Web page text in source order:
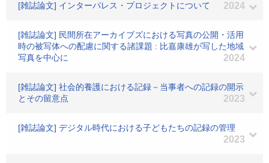
[雑誌論文] インターパレス・プロジェクトについて 2024
[雑誌論文] 民間所在アーカイブズにおける写真の公開・活用
時の被写体への配慮に関する諸課題 : 比嘉康雄が写した地域
写真を中心に
2024
[雑誌論文] 社会的養護における記録－当事者への記録の開示
とその留意点
2023
[雑誌論文] デジタル時代における子どもたちの記録の管理
2023